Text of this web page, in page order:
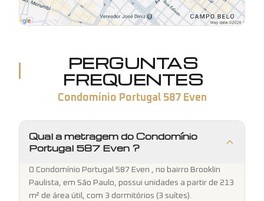
PERGUNTAS
FREQUENTES
Condomínio Portugal 587 Even
Qual a metragem do Condomínio
Portugal 587 Even ?
O Condomínio Portugal 587 Even , no bairro Brooklin
Paulista, em São Paulo, possui unidades a partir de 213
m² de área útil, com 3 dormitórios (3 suítes).